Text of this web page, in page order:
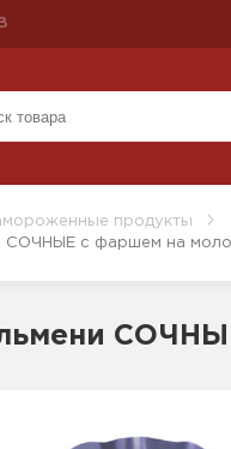
продукты
СОЧНЫЕ с фаршем на